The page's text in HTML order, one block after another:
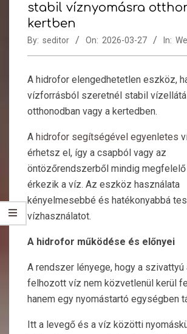
stabil víznyomásra
kertben
By: seditor On: 2026-03-27 In:
A hidrofor elengedhetetlen eszköz,
vízforrásból szeretnél stabil
otthonodban vagy a kertedben.
A hidrofor segítségével egyenletes
érhetsz el, így a csapból vagy az
öntözőrendszerből mindig
érkezik a víz. Az eszköz használata
kényelmesebbé és hatékonyabbá
vízhasználatot.
A hidrofor működése és előnyei
A rendszer lényege, hogy a szivattyú
felhozott víz nem közvetlenül kerül
hanem egy nyomástartó egységben
Itt a levegő és a víz közötti